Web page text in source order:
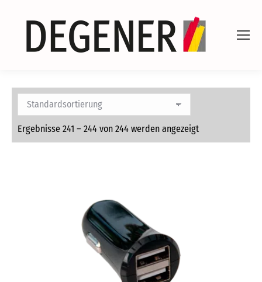
Ergebnisse 241 – 244 von 244 werden angezeigt